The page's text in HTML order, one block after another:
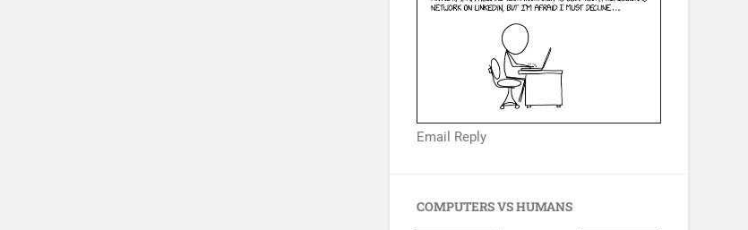
Email Reply
COMPUTERS VS HUMANS